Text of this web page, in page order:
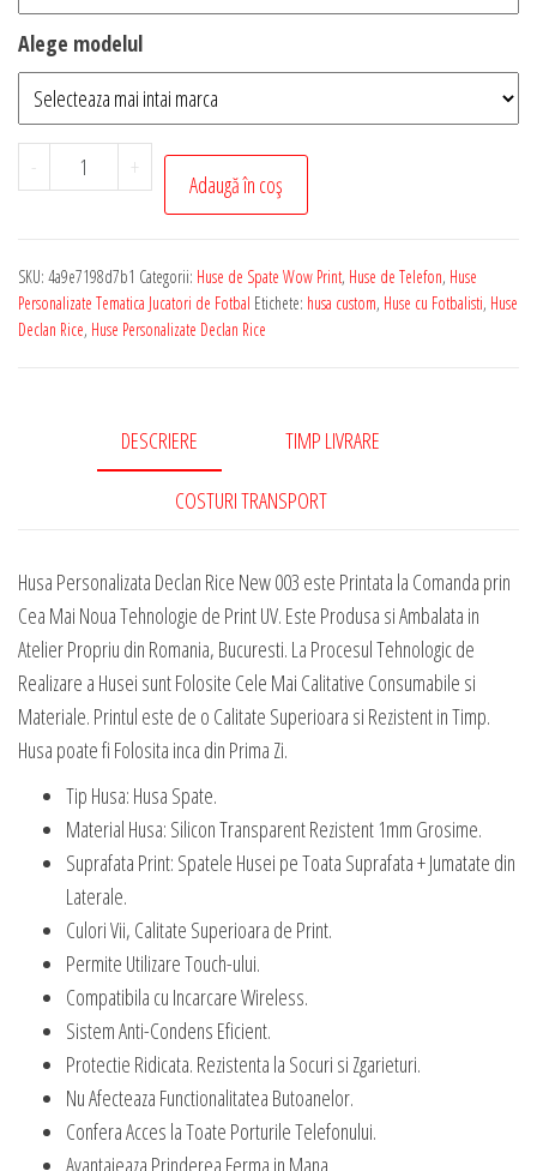
Alege modelul
-
Cantitate
Husa
Personalizata
cu
+
Adaugă în coș
SKU: 4a9e7198d7b1 Categorii: Huse de Spate Wow Print, Huse de Telefon, Huse
Personalizate Tematica Jucatori de Fotbal Etichete: husa custom, Huse cu Fotbalisti, Huse
Declan Rice, Huse Personalizate Declan Rice
DESCRIERE TIMP LIVRARE
COSTURI TRANSPORT
Husa Personalizata Declan Rice New 003 este Printata la Comanda prin
Cea Mai Noua Tehnologie de Print UV. Este Produsa si Ambalata in
Atelier Propriu din Romania, Bucuresti. La Procesul Tehnologic de
Realizare a Husei sunt Folosite Cele Mai Calitative Consumabile si
Materiale. Printul este de o Calitate Superioara si Rezistent in Timp.
Husa poate fi Folosita inca din Prima Zi.
Tip Husa: Husa Spate.
Material Husa: Silicon Transparent Rezistent 1mm Grosime.
Suprafata Print: Spatele Husei pe Toata Suprafata + Jumatate din
Laterale.
Culori Vii, Calitate Superioara de Print.
Permite Utilizare Touch-ului.
Compatibila cu Incarcare Wireless.
Sistem Anti-Condens Eficient.
Protectie Ridicata. Rezistenta la Socuri si Zgarieturi.
Nu Afecteaza Functionalitatea Butoanelor.
Confera Acces la Toate Porturile Telefonului.
Avantajeaza Prinderea Ferma in Mana.